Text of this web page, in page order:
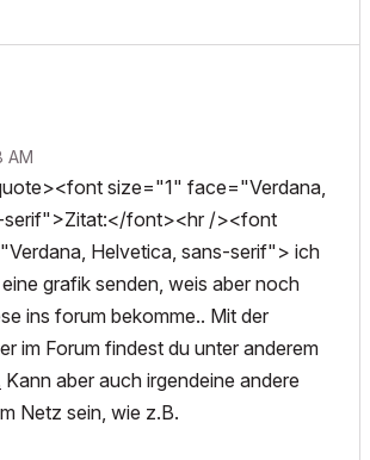
AM
size="1" face="Verdana,
serif">Zitat:</font><hr /><font
Helvetica, sans-serif"> ich
grafik senden, weis aber noch
ins forum bekomme.. Mit der
im Forum findest du unter anderem
Kann aber auch irgendeine andere
Netz sein, wie z.B.